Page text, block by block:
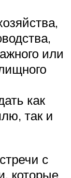
или
как
так и
с
которые